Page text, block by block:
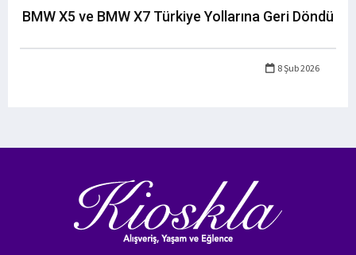
BMW X5 ve BMW X7 Türkiye Yollarına Geri Döndü
8 Şub 2026